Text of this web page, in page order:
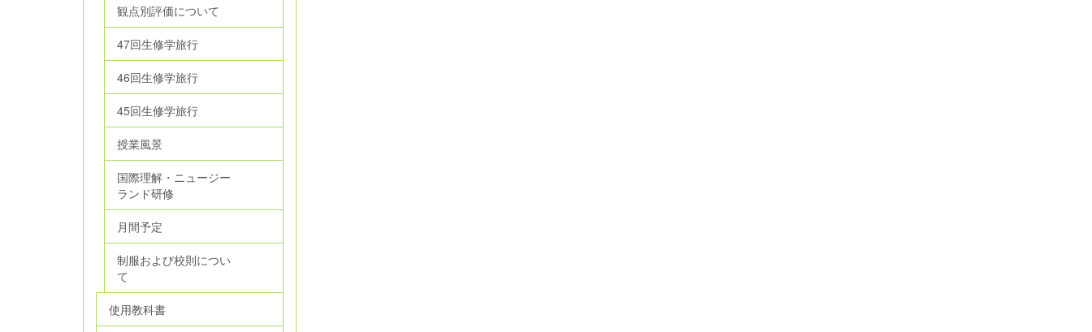
観点別評価について
47回生修学旅行
46回生修学旅行
45回生修学旅行
授業風景
国際理解・ニュージー
ランド研修
月間予定
制服および校則につい
て
使用教科書